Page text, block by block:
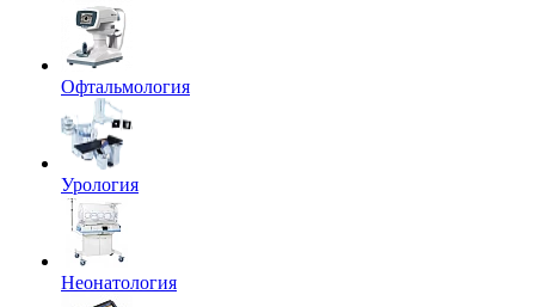
Офтальмология
Урология
Неонатология